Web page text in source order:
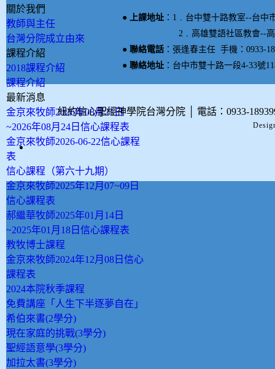
關於我們
教師與主任
台灣分院成立由來
課程介紹
2018課程介紹
課程介紹
最新消息
金京來牧師2026年08月21日
~2026年08月24日信心課程表
金京來牧師2026-06-22信心課程
表
信心課程（第六十九期）
金京來牧師2025年12月07~09日
信心課程表
郝繼華牧師2025年01月14日
~2025年01月18日信心課程表
教牧博士課程
金京來牧師2024年12月08日信心
課程表
2024本院秋季課程
免費講座「人生下半逐夢自在」
希伯來書(2學分)
現在家庭的挑戰(3學分)
聖經語意學(3學分)
加拉太書(3學分)
● 上課地址 ：1﹒台中雙十路教室--台中
2 ﹒ 高雄雙語社區教會--
● 聯絡電話 ：張逢春主任 手機：0933-
● 聯絡地址 ：台中市雙十路一段4-33號
紐約信心聖經神學院台灣分院│ 電話：0933-